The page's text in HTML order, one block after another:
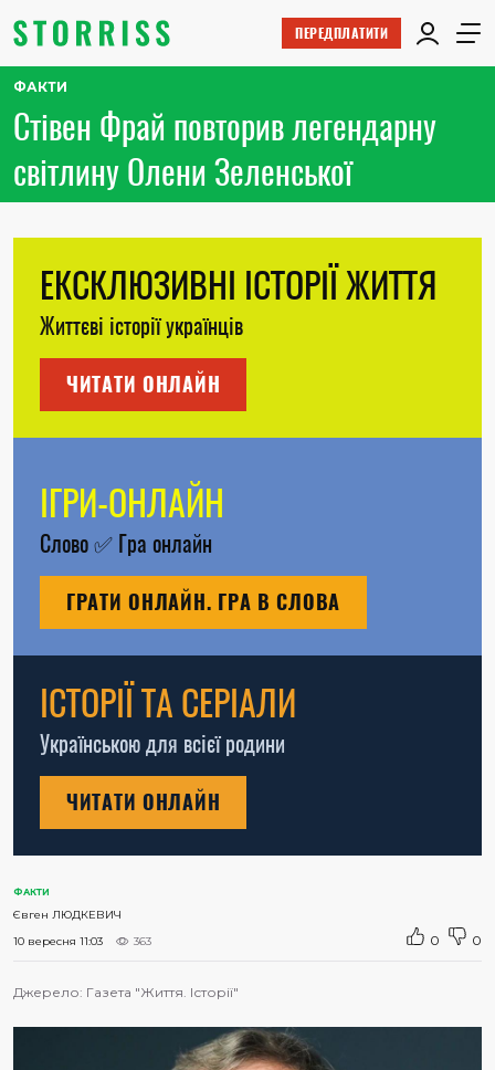
ПЕРЕДПЛАТИТИ
ФАКТИ
Стівен Фрай повторив легендарну
світлину Олени Зеленської
ЕКСКЛЮЗИВНІ ІСТОРІЇ ЖИТТЯ
Життєві історії українців
ЧИТАТИ ОНЛАЙН
ІГРИ-ОНЛАЙН
Слово✅ Гра онлайн
ГРАТИ ОНЛАЙН. ГРА В СЛОВА
ІСТОРІЇ ТА СЕРІАЛИ
Українською для всієї родини
ЧИТАТИ ОНЛАЙН
ФАКТИ
Євген ЛЮДКЕВИЧ
10 вересня 11:03
363 0 0
Джерело: Газета "Життя. Історії"